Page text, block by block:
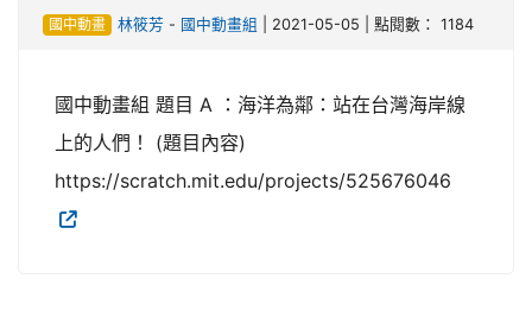
國中動畫 林筱芳 - 國中動畫組 | 2021-05-05 | 點閱數： 1184
國中動畫組 題目 A ：海洋為鄰：站在台灣海岸線
上的人們！ (題目內容)
https://scratch.mit.edu/projects/525676046